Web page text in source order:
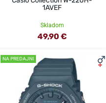
1AVEF
Skladom
49,90 €
NA PREDAJNI